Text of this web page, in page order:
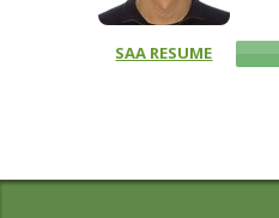
SAA RESUME